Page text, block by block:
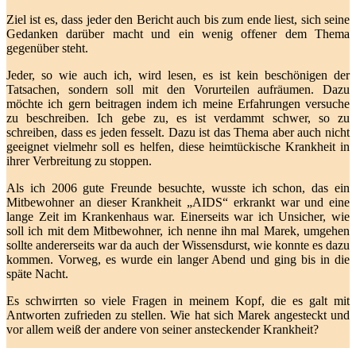
Ziel ist es, dass jeder den Bericht auch bis zum ende liest, sich seine
Gedanken darüber macht und ein wenig offener dem Thema
gegenüber steht.
Jeder, so wie auch ich, wird lesen, es ist kein beschönigen der
Tatsachen, sondern soll mit den Vorurteilen aufräumen. Dazu
möchte ich gern beitragen indem ich meine Erfahrungen versuche
zu beschreiben. Ich gebe zu, es ist verdammt schwer, so zu
schreiben, dass es jeden fesselt. Dazu ist das Thema aber auch nicht
geeignet vielmehr soll es helfen, diese heimtückische Krankheit in
ihrer Verbreitung zu stoppen.
Als ich 2006 gute Freunde besuchte, wusste ich schon, das ein
Mitbewohner an dieser Krankheit „AIDS“ erkrankt war und eine
lange Zeit im Krankenhaus war. Einerseits war ich Unsicher, wie
soll ich mit dem Mitbewohner, ich nenne ihn mal Marek, umgehen
sollte andererseits war da auch der Wissensdurst, wie konnte es dazu
kommen. Vorweg, es wurde ein langer Abend und ging bis in die
späte Nacht.
Es schwirrten so viele Fragen in meinem Kopf, die es galt mit
Antworten zufrieden zu stellen. Wie hat sich Marek angesteckt und
vor allem weiß der andere von seiner ansteckender Krankheit?